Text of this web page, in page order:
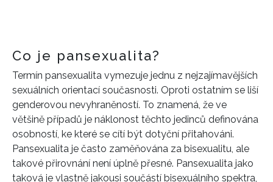
Co je pansexualita?
Termín pansexualita vymezuje jednu z nejzajímavějších
sexuálních orientací současnosti. Oproti ostatním se liší
genderovou nevyhraněností. To znamená, že ve
většině případů je náklonost těchto jedinců definována
osobností, ke které se cítí být dotyční přitahováni.
Pansexualita je často zaměňována za bisexualitu, ale
takové přirovnání není úplně přesné. Pansexualita jako
taková je vlastně jakousi součástí bisexuálního spektra,